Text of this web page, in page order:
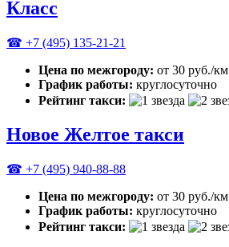
Класс
☎ +7 (495) 135-21-21
Цена по межгороду: от 30 руб./км
График работы: круглосуточно
Рейтинг такси:
Новое Желтое такси
☎ +7 (495) 940-88-88
Цена по межгороду: от 30 руб./км
График работы: круглосуточно
Рейтинг такси: